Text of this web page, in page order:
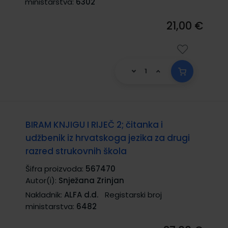
21,00 €
BIRAM KNJIGU I RIJEČ 2; čitanka i
udžbenik iz hrvatskoga jezika za drugi
razred strukovnih škola
Šifra proizvoda: 567470
Autor(i): Snježana Zrinjan
Nakladnik: ALFA d.d.
Registarski broj
ministarstva: 6482